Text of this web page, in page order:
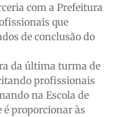
com a Prefeitura
que
de conclusão do
da última turma de
profissionais
na Escola de
é proporcionar às